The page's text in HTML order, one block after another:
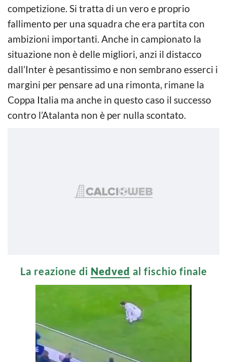
competizione. Si tratta di un vero e proprio
fallimento per una squadra che era partita con
ambizioni importanti. Anche in campionato la
situazione non è delle migliori, anzi il distacco
dall’Inter è pesantissimo e non sembrano esserci i
margini per pensare ad una rimonta, rimane la
Coppa Italia ma anche in questo caso il successo
contro l’Atalanta non è per nulla scontato.
La reazione di Nedved al fischio finale